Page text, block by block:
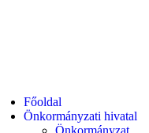
Főoldal
Önkormányzati hivatal
Önkormányzat